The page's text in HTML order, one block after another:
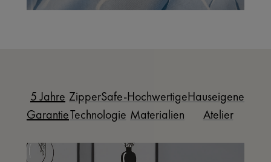
5 Jahre
Garantie
ZipperSafe-
Technologie
Hochwertige
Materialien
Hauseigenes
Atelier